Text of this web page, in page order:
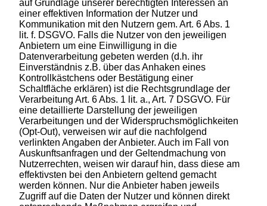
auf Grundlage unserer berechtigten Interessen an
einer effektiven Information der Nutzer und
Kommunikation mit den Nutzern gem. Art. 6 Abs. 1
lit. f. DSGVO. Falls die Nutzer von den jeweiligen
Anbietern um eine Einwilligung in die
Datenverarbeitung gebeten werden (d.h. ihr
Einverständnis z.B. über das Anhaken eines
Kontrollkästchens oder Bestätigung einer
Schaltfläche erklären) ist die Rechtsgrundlage der
Verarbeitung Art. 6 Abs. 1 lit. a., Art. 7 DSGVO. Für
eine detaillierte Darstellung der jeweiligen
Verarbeitungen und der Widerspruchsmöglichkeiten
(Opt-Out), verweisen wir auf die nachfolgend
verlinkten Angaben der Anbieter. Auch im Fall von
Auskunftsanfragen und der Geltendmachung von
Nutzerrechten, weisen wir darauf hin, dass diese am
effektivsten bei den Anbietern geltend gemacht
werden können. Nur die Anbieter haben jeweils
Zugriff auf die Daten der Nutzer und können direkt